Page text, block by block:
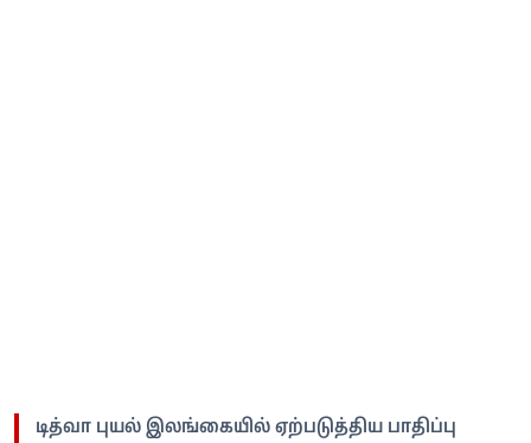
டித்வா புயல் இலங்கையில் ஏற்படுத்திய பாதிப்பு